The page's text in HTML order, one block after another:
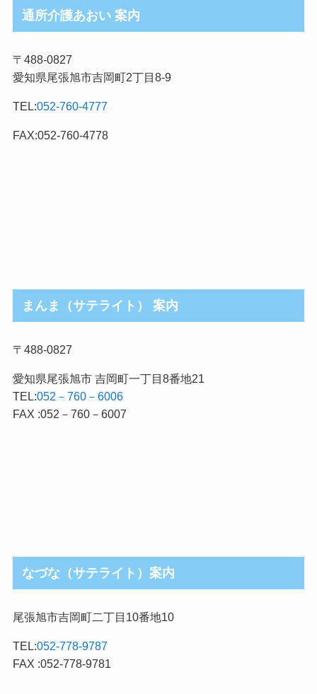
ロ
グ
事
カ
ゴ
リ
通所介護あおい 案内
〒488-0827
愛知県尾張旭市吉岡町2丁目8-9
TEL:052-760-4777
FAX:052-760-4778
まんま（サテライト） 案内
〒488-0827
愛知県尾張旭市 吉岡町一丁目8番地21
TEL:052－760－6006
FAX :052－760－6007
なづな（サテライト）案内
尾張旭市吉岡町二丁目10番地10
TEL:052-778-9787
FAX :052-778-9781